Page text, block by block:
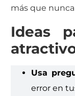
más que
Ideas
Usa
error en